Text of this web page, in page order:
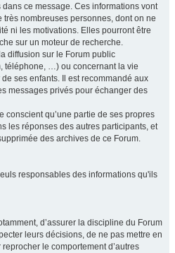
ce message. Ces informations vont
nombreuses personnes, dont on ne
ni les motivations. Elles pourront être
sur un moteur de recherche.
diffusion sur le Forum public
téléphone, …) ou concernant la vie
ses enfants. Il est recommandé aux
messages privés pour échanger des
conscient qu’une partie de ses propres
les réponses des autres participants, et
des archives de ce Forum.
responsables des informations qu'ils
d’assurer la discipline du Forum
leurs décisions, de ne pas mettre en
le comportement d’autres